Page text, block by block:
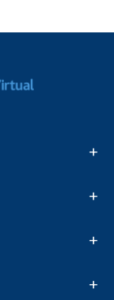
+
+
+
+